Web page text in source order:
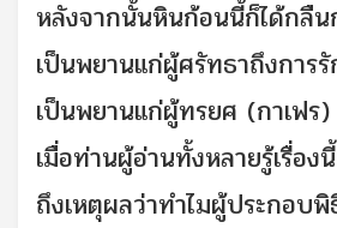
หลังจากนั้นหินก้อนนี้ก็ได้กลื
เป็นพยานแก่ผู้ศรัทธาถึงกา
เป็นพยานแก่ผู้ทรยศ (กาเฟร
เมื่อท่านผู้อ่านทั้งหลายรู้เรื่อง
ถึงเหตุผลว่าทำไมผู้ประกอบ